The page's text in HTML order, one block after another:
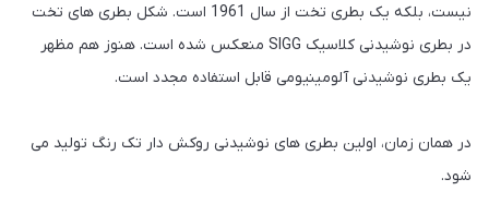
نیست، بلکه یک بطری تخت از سال 1961 است. شکل بطری های تخت
در بطری نوشیدنی کلاسیک SIGG منعکس شده است. هنوز هم مظهر
یک بطری نوشیدنی آلومینیومی قابل استفاده مجدد است.
در همان زمان، اولین بطری های نوشیدنی روکش دار تک رنگ تولید می
شود.